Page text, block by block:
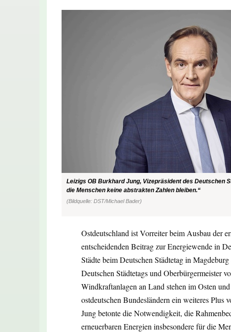
Leizigs OB Burkhard Jung, Vizepräsident des Deutschen
die Menschen keine abstrakten Zahlen bleiben.“
(Bildquelle: DST/Michael Bader)
Ostdeutschland ist Vorreiter beim Ausbau der
entscheidenden Beitrag zur Energiewende in
Städte beim Deutschen Städtetag in
Deutschen Städtetags und Oberbürgermeister
Windkraftanlagen an Land stehen im Osten
ostdeutschen Bundesländern ein weiteres Plus
Jung betonte die Notwendigkeit, die
erneuerbaren Energien insbesondere für die